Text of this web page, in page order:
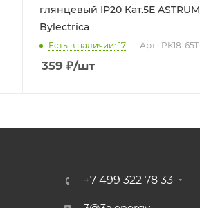
глянцевый IP20 Кат.5Е ASTRUM
Bylectrica
Есть в наличии: 17 Арт.: РК18-6511
359 ₽/шт
+7 499 322 78 33